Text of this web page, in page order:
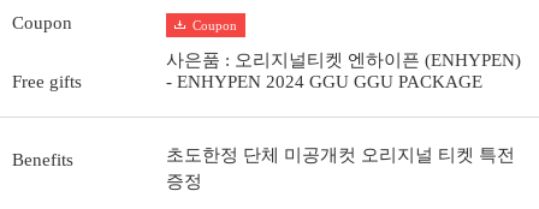
Coupon
Coupon
Free gifts
사은품 : 오리지널티켓 엔하이픈 (ENHYPEN)
- ENHYPEN 2024 GGU GGU PACKAGE
Benefits
초도한정 단체 미공개컷 오리지널 티켓 특전
증정